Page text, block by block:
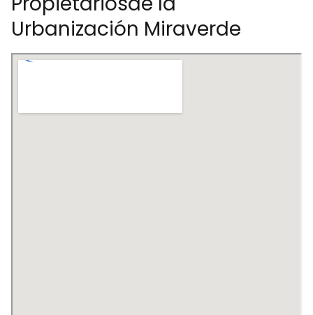
Urbanización Miraverde